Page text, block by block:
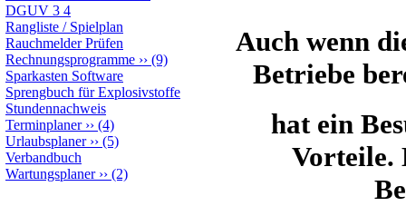
DGUV 3 4
Rangliste / Spielplan
Rauchmelder Prüfen
Rechnungsprogramme ›› (9)
Sparkasten Software
Sprengbuch für Explosivstoffe
Stundennachweis
Terminplaner›› (4)
Urlaubsplaner›› (5)
Verbandbuch
Wartungsplaner›› (2)
Auch wenn
Betriebe
hat ein
Vorteile.